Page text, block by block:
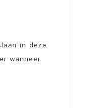
in deze
wanneer